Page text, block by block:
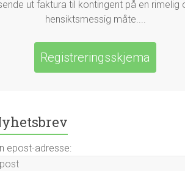
ut faktura til kontingent på en rimelig
hensiktsmessig måte....
Registreringsskjema
epost-adresse: